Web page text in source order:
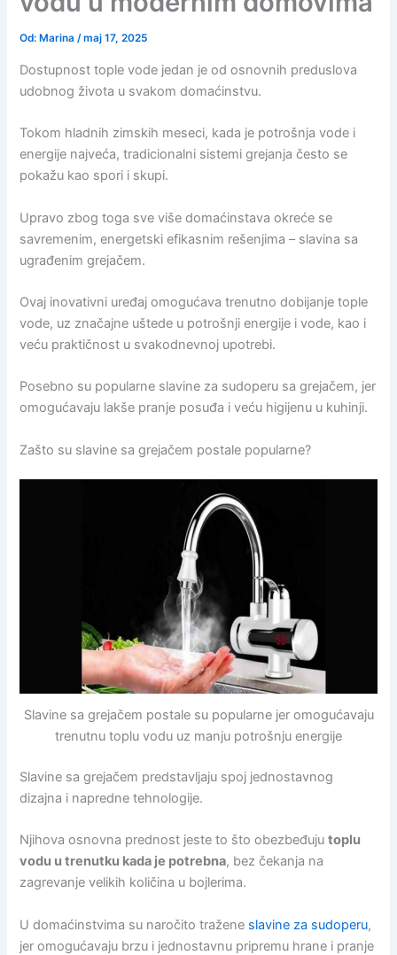
Od: Marina/maj 17, 2025
Dostupnost tople vode jedan je od osnovnih preduslova
udobnog života u svakom domaćinstvu.
Tokom hladnih zimskih meseci, kada je potrošnja vode i
energije najveća, tradicionalni sistemi grejanja često se
pokažu kao spori i skupi.
Upravo zbog toga sve više domaćinstava okreće se
savremenim, energetski efikasnim rešenjima – slavina sa
ugrađenim grejačem.
Ovaj inovativni uređaj omogućava trenutno dobijanje tople
vode, uz značajne uštede u potrošnji energije i vode, kao i
veću praktičnost u svakodnevnoj upotrebi.
Posebno su popularne slavine za sudoperu sa grejačem, jer
omogućavaju lakše pranje posuđa i veću higijenu u kuhinji.
Zašto su slavine sa grejačem postale popularne?
Slavine sa grejačem postale su popularne jer omogućavaju
trenutnu toplu vodu uz manju potrošnju energije
Slavine sa grejačem predstavljaju spoj jednostavnog
dizajna i napredne tehnologije.
Njihova osnovna prednost jeste to što obezbeđujutoplu
vodu u trenutku kada je potrebna, bez čekanja na
zagrevanje velikih količina u bojlerima.
U domaćinstvima su naročito tražene slavine za sudoperu,
jer omogućavaju brzu i jednostavnu pripremu hrane i pranje